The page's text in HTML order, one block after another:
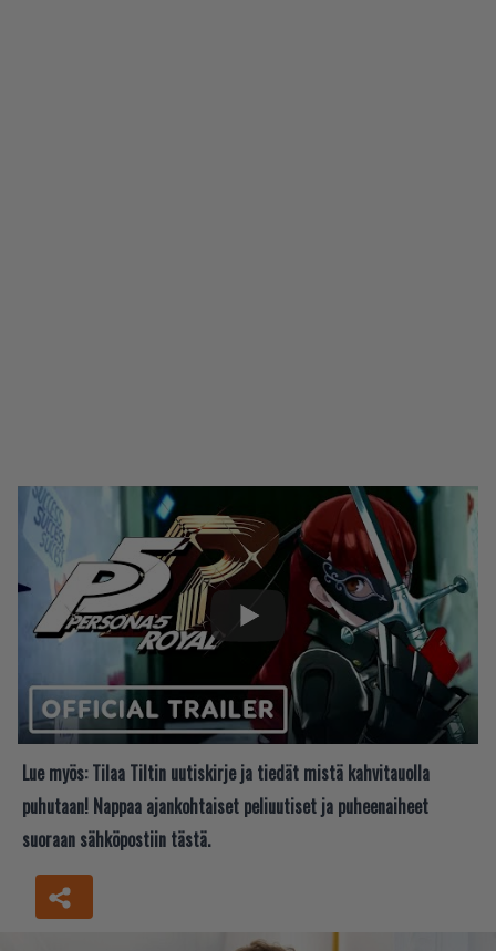
Lue myös: Tilaa Tiltin uutiskirje ja tiedät mistä kahvitauolla
puhutaan! Nappaa ajankohtaiset peliuutiset ja puheenaiheet
suoraan sähköpostiin tästä.